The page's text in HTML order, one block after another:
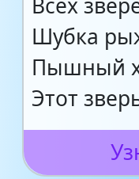
Всех
Шубка
Пышный
Этот